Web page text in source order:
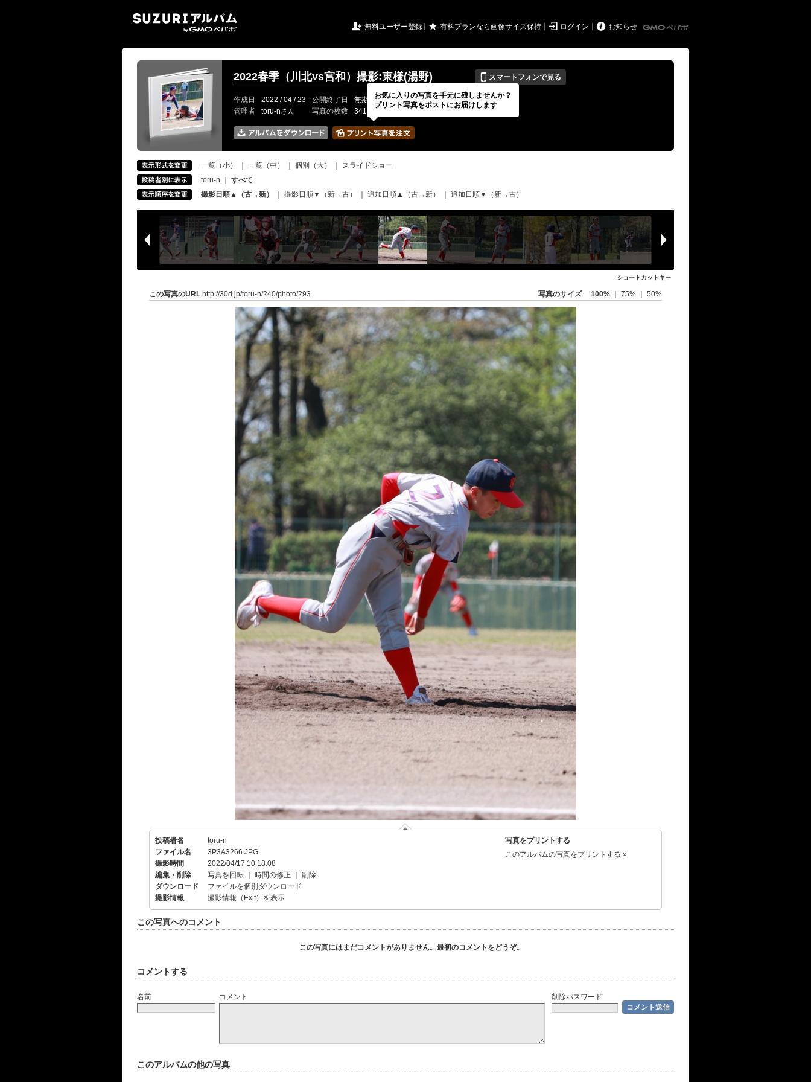
 無料ユーザー登録 ★ 有料プランなら画像サイズ保持  ログイン  お知らせ
2022春季（川北vs宮和）撮影:東様(湯野) 📱 スマートフォンで見る
作成日 2022 / 04 / 23 公開終了日 無期限 イベントの期間
---
管理者
toru-nさん 写真の枚数 341 / 2000枚
一覧（小） 一覧（中） 個別（大）
スライドショー
toru-n
すべて
撮影日順▲（古→新）
撮影日順▼（新→古） 追加日順▲（古→新） 追加日順▼（新→古）
ショートカットキー
この写真のURL http://30d.jp/toru-n/240/photo/293 写真のサイズ 100% 75% 50%
投稿者名
toru-n
ファイル名
3P3A3266.JPG
撮影時間
2022/04/17 10:18:08
編集・削除
写真を回転 時間の修正
削除
ダウンロード
ファイルを個別ダウンロード
撮影情報
撮影情報（Exif）を表示
写真をプリントする
このアルバムの写真をプリントする »
この写真へのコメント
この写真にはまだコメントがありません。最初のコメントをどうぞ。
コメントする
名前 コメント 削除パスワード
このアルバムの他の写真
お気に入りの写真を手元に残しませんか？
プリント写真をポストにお届けします